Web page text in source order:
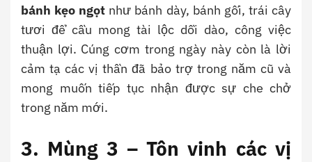
bánh kẹo ngọt như bánh dày, bánh gối, trái cây
tươi để cầu mong tài lộc dồi dào, công việc
thuận lợi. Cúng cơm trong ngày này còn là lời
cảm tạ các vị thần đã bảo trợ trong năm cũ và
mong muốn tiếp tục nhận được sự che chở
trong năm mới.
3. Mùng 3 – Tôn vinh các vị